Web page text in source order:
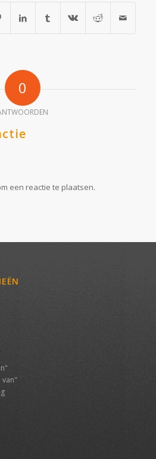
0
een reactie te plaatsen.
van"